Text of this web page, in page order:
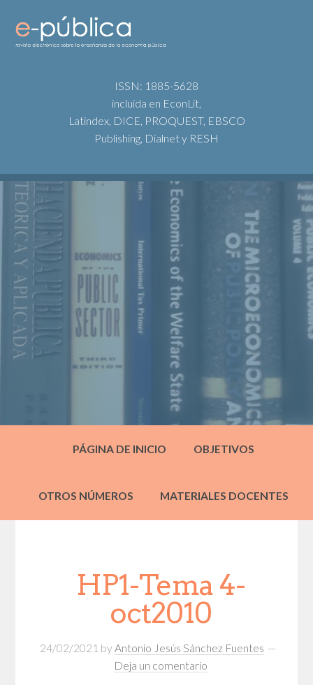
ISSN: 1885-5628
incluida en EconLit,
Latindex, DICE, PROQUEST, EBSCO
Publishing, Dialnet y RESH
PÁGINA DE INICIO OBJETIVOS
OTROS NÚMEROS MATERIALES DOCENTES
HP1-Tema 4-
oct2010
24/02/2021 by Antonio Jesús Sánchez Fuentes
Deja un comentario